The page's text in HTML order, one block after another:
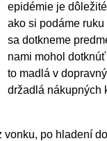
epidémie je
ako si podáme
sa dotkneme
nami mohol
to madlá v
držadlá nákupných
po hladení